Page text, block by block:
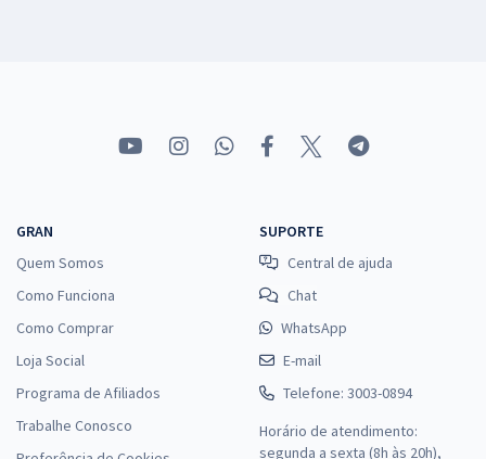
GRAN
Quem Somos
Como Funciona
Como Comprar
Loja Social
Programa de Afiliados
Trabalhe Conosco
SUPORTE
Central de ajuda
Chat
WhatsApp
E-mail
Telefone: 3003-0894
Horário de atendimento:
segunda a sexta (8h às 20h),